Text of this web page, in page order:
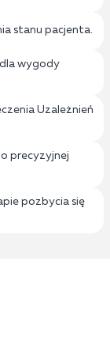
stanu pacjenta.
wygody
Uzależnień
precyzyjnej
pozbycia się